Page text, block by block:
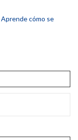
Aprende cómo se